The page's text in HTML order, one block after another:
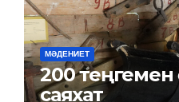
МӘДЕНИЕТ
200 теңгемен өткенге
саяхат